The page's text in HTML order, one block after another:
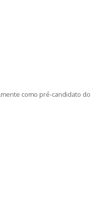
como pré-candidato do